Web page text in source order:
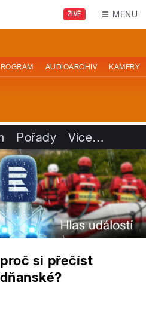
ŽIVĚ MENU
AUDIOARCHIV KAMERY
Pořady Více…
si přečíst